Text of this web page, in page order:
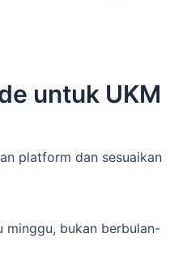
untuk UKM
platform dan sesuaikan
minggu, bukan berbulan-